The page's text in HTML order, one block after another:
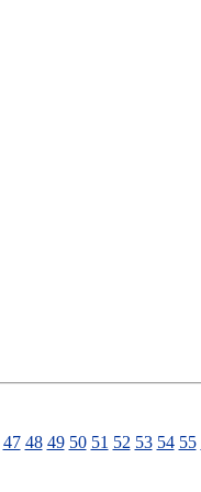
47 48 49 50 51 52 53 54 55